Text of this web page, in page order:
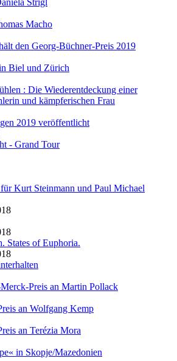
Macho
den Georg-Büchner-Preis 2019
Biel und Zürich
: Die Wiederentdeckung einer
und kämpferischen Frau
2019 veröffentlicht
- Grand Tour
Kurt Steinmann und Paul Michael
States of Euphoria.
Preis an Martin Pollack
an Wolfgang Kemp
an Terézia Mora
in Skopje/Mazedonien